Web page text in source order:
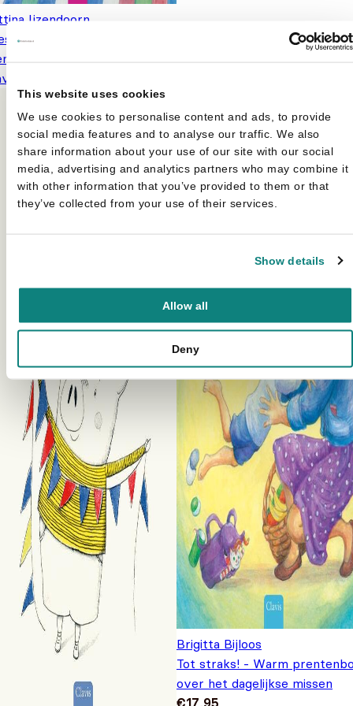
This website uses cookies
We use cookies to personalise content and ads, to provide
social media features and to analyse our traffic. We also
share information about your use of our site with our social
media, advertising and analytics partners who may combine it
with other information that you’ve provided to them or that
they’ve collected from your use of their services.
Show details
Allow all
Deny
Ijzendoorn
in de badkuip -
voor deugnieten én
prijs was:
€21,95.
prijs is:
€14,95.
Brigitta Bijloos
Tot straks! - Warm
over het dagelijkse missen
€17,95